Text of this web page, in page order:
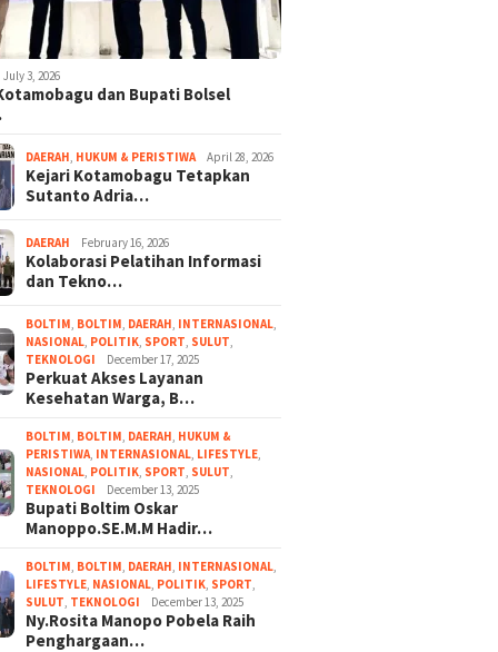
July 3, 2026
dan Bupati Bolsel
DAERAH, HUKUM & PERISTIWA April 28, 2026
Kejari Kotamobagu Tetapkan
Sutanto Adria…
DAERAH February 16, 2026
Kolaborasi Pelatihan Informasi
dan Tekno…
BOLTIM, BOLTIM, DAERAH, INTERNASIONAL,
NASIONAL, POLITIK, SPORT, SULUT,
TEKNOLOGI
December 17, 2025
Perkuat Akses Layanan
Kesehatan Warga, B…
BOLTIM, BOLTIM, DAERAH, HUKUM &
PERISTIWA, INTERNASIONAL, LIFESTYLE,
NASIONAL, POLITIK, SPORT, SULUT,
TEKNOLOGI
December 13, 2025
Bupati Boltim Oskar
Manoppo.SE.M.M Hadir…
BOLTIM, BOLTIM, DAERAH, INTERNASIONAL,
LIFESTYLE, NASIONAL, POLITIK, SPORT,
SULUT, TEKNOLOGI December 13, 2025
Ny.Rosita Manopo Pobela Raih
Penghargaan…